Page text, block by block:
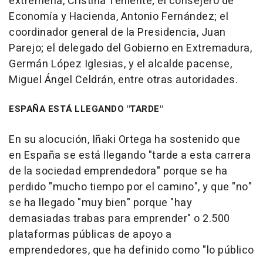
Economía y Hacienda, Antonio Fernández; el
coordinador general de la Presidencia, Juan
Parejo; el delegado del Gobierno en Extremadura,
Germán López Iglesias, y el alcalde pacense,
Miguel Ángel Celdrán, entre otras autoridades.
ESPAÑA ESTÁ LLEGANDO "TARDE"
En su alocución, Iñaki Ortega ha sostenido que
en España se está llegando "tarde a esta carrera
de la sociedad emprendedora" porque se ha
perdido "mucho tiempo por el camino", y que "no"
se ha llegado "muy bien" porque "hay
demasiadas trabas para emprender" o 2.500
plataformas públicas de apoyo a
emprendedores, que ha definido como "lo público